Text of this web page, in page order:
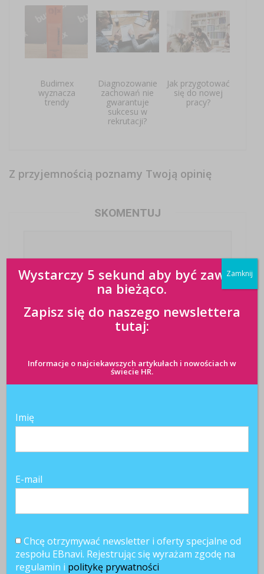
Budimex
wyznacza
trendy
Diagnozowanie
zachowań nie
gwarantuje
sukcesu w
rekrutacji?
Jak przygotować
się do nowej
pracy?
Z przyjemnością poznamy Twoją opinię
SKOMENTUJ
Wystarczy 5 sekund aby być zawsze
na bieżąco.
Zapisz się do naszego newslettera
tutaj:
Informacje o najciekawszych artykułach i nowościach w
świecie HR.
Imię
E-mail
Chcę otrzymywać newsletter i oferty specjalne od
zespołu EBnavi. Rejestrując się wyrażam zgodę na
regulamin i politykę prywatności
Zamknij